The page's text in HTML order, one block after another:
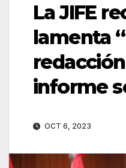
La JIFE
lamenta
informe
OCT 6, 2023